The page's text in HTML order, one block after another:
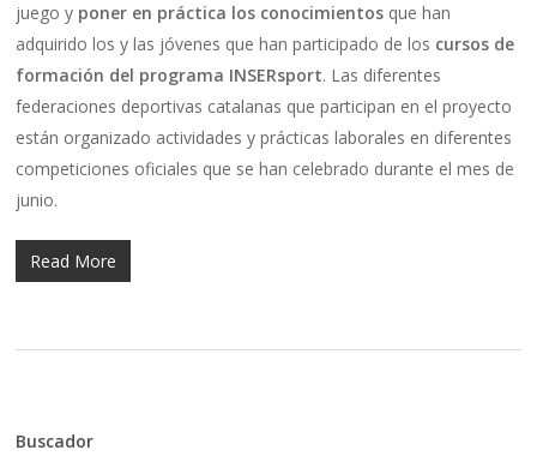
juego y poner en práctica los conocimientos que han
adquirido los y las jóvenes que han participado de los cursos de
formación del programa INSERsport. Las diferentes
federaciones deportivas catalanas que participan en el proyecto
están organizado actividades y prácticas laborales en diferentes
competiciones oficiales que se han celebrado durante el mes de
junio.
Read More
Buscador